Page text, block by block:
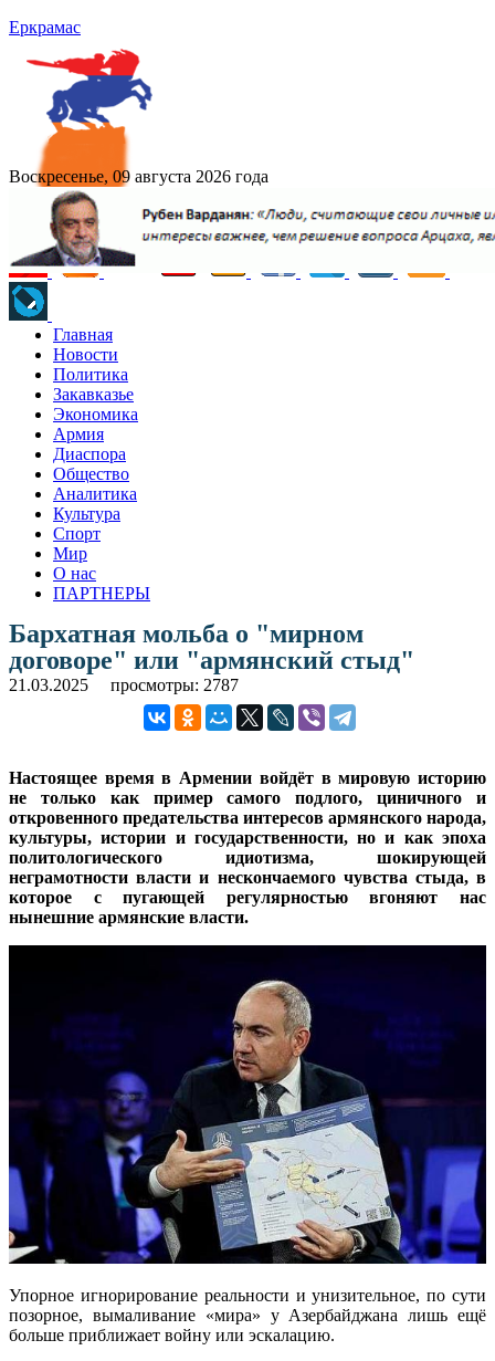
Еркрамас
Воскресенье, 09 августа 2026 года
Главная
Новости
Политика
Закавказье
Экономика
Армия
Диаспора
Общество
Аналитика
Культура
Спорт
Мир
О нас
ПАРТНЕРЫ
Бархатная мольба о "мирном
договоре" или "армянский стыд"
21.03.2025 просмотры: 2787
Настоящее время в Армении войдёт в мировую историю
не только как пример самого подлого, циничного и
откровенного предательства интересов армянского народа,
культуры, истории и государственности, но и как эпоха
политологического идиотизма, шокирующей
неграмотности власти и нескончаемого чувства стыда, в
которое с пугающей регулярностью вгоняют нас
нынешние армянские власти.
Упорное игнорирование реальности и унизительное, по сути
позорное, вымаливание «мира» у Азербайджана лишь ещё
больше приближает войну или эскалацию.